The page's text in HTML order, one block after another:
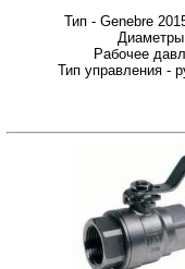
Тип - Genebre
Рабочее
Тип управления -